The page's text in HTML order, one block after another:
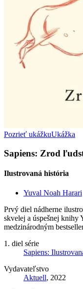
Pozrieť ukážkuUkážka
Sapiens: Zrod
Ilustrovaná história
Yuval Noah Harari
Prvý diel nádherne
skvelej a úspešnej knihy
medzinárodným
1. diel série
Sapiens:
Vydavateľstvo
Aktuell, 2022